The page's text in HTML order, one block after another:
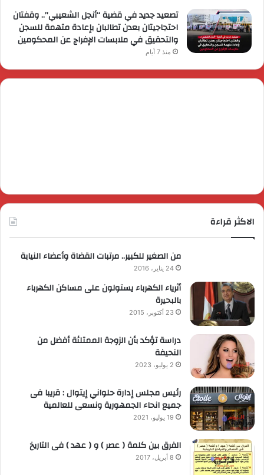
تصعيد جديد في قضية “أنجل الشعيبي”.. وقفتان
احتجاجيتان بعدن تطالبان بإعادة متهمة للسجن
والتحقيق في ملابسات الإفراج عن المحكومين
منذ 7 أيام
الاكثر قراءة
من الصغير للكبير.. مرتبات القضاة وأعضاء النيابة
24 يناير، 2016
أثرياء الكهرباء يستولون على مساكن الكهرباء
بالبحيرة
23 أكتوبر، 2015
دراسة تؤكد بأن الزوجة الممتلئة أفضل من
النحيفة
2 يوليو، 2023
رئيس مجلس إدارة حلواني إيتوال : قريبا فى
جميع انحاء الجمهورية ونسعى للعالمية
19 يوليو، 2021
الفرق بين كلمة ( عصر ) و ( عهد ) فى التاريخ
8 أبريل، 2017